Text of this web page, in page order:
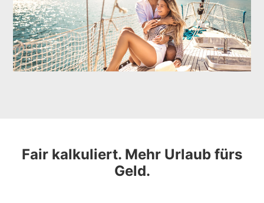
Fair kalkuliert. Mehr Urlaub fürs
Geld.